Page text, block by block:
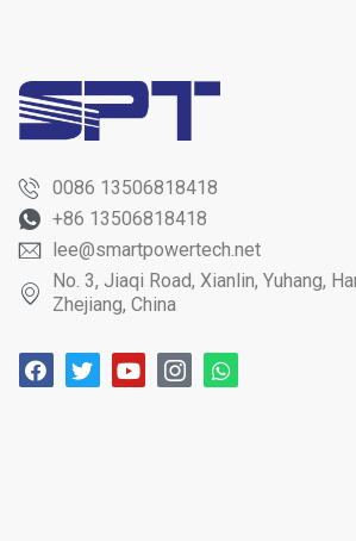
0086 13506818418
+86 13506818418
lee@smartpowertech.net
No. 3, Jiaqi Road, Xianlin, Yuhang,
Zhejiang, China